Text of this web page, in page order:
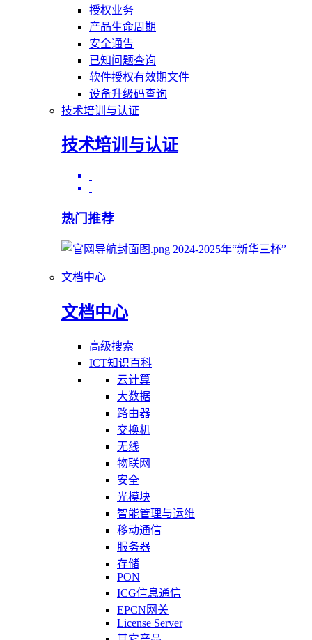
授权业务
产品生命周期
安全通告
已知问题查询
软件授权有效期文件
设备升级码查询
技术培训与认证
技术培训与认证
热门推荐
2024-2025年“新华三杯”
文档中心
文档中心
高级搜索
ICT知识百科
云计算
大数据
路由器
交换机
无线
物联网
安全
光模块
智能管理与运维
移动通信
服务器
存储
PON
ICG信息通信
EPCN网关
License Server